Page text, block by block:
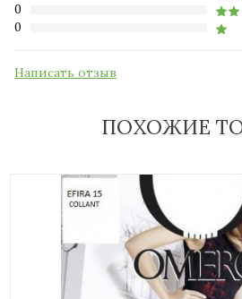
0
0
Написать отзыв
ПОХОЖИЕ